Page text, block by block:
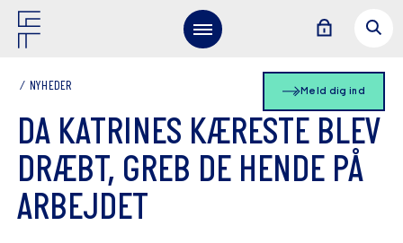
Meld dig ind
NYHEDER
DA KATRINES KÆRESTE BLEV
DRÆBT, GREB DE HENDE PÅ
ARBEJDET